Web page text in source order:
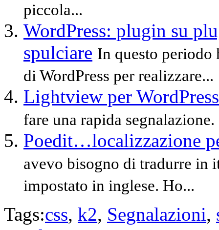
piccola...
WordPress: plugin su
spulciare In questo periodo
di WordPress per realizzare...
Lightview per WordPress
fare una rapida
Poedit…localizzazione
avevo bisogno di tradurre in
impostato in inglese. Ho...
Tags:css, k2, Segnalazioni,